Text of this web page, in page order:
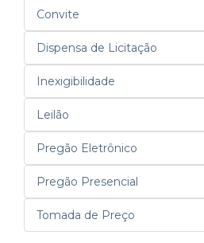
Convite
Dispensa de Licitação
Inexigibilidade
Leilão
Pregão Eletrônico
Pregão Presencial
Tomada de Preço